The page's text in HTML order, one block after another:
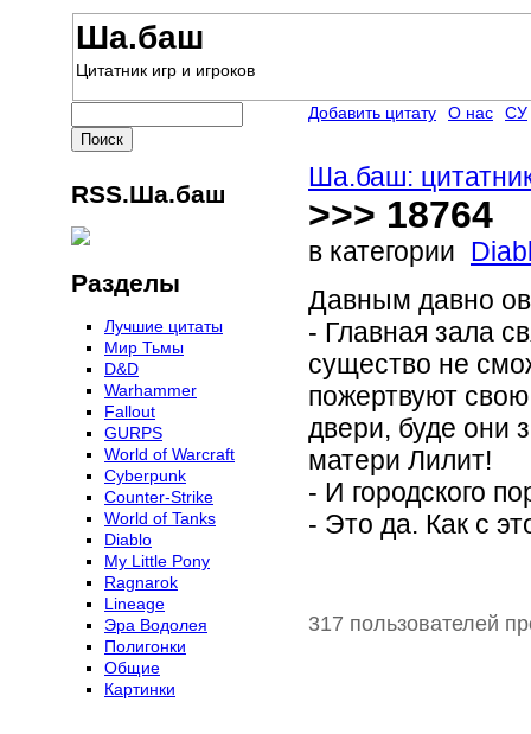
Ша.баш
Цитатник игр и игроков
Ша.баш:
>>> 18764
в категории
Давным давно
- Главная зала
существо не
пожертвуют
двери, буде они
матери Лилит!
- И городского
- Это да. Как с
317 пользователей
Добавить цитату О нас СУ
RSS.Ша.баш
Разделы
Лучшие цитаты
Мир Тьмы
D&D
Warhammer
Fallout
GURPS
World of Warcraft
Сyberpunk
Counter-Strike
World of Tanks
Diablo
My Little Pony
Ragnarok
Lineage
Эра Водолея
Полигонки
Общие
Картинки